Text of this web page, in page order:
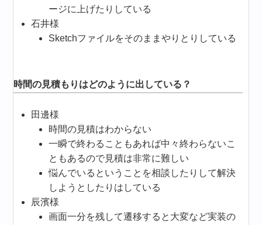
ージに上げたりしている
石井様
Sketchファイルをそのままやりとりしている
時間の見積もりはどのように出している？
田邊様
時間の見積はわからない
一瞬で終わることもあれば中々終わらないこ
ともあるので見積は非常に難しい
悩んでいるということを相談したりして解決
しようとしたりはしている
辰濱様
画面一分を残して遷移すると大変など実装の